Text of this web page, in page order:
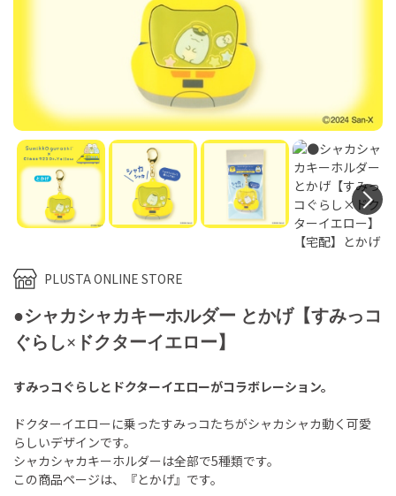
PLUSTA ONLINE STORE
●シャカシャカキーホルダー とかげ【すみっコ
ぐらし×ドクターイエロー】
すみっコぐらしとドクターイエローがコラボレーション。
ドクターイエローに乗ったすみっコたちがシャカシャカ動く可愛
らしいデザインです。
シャカシャカキーホルダーは全部で5種類です。
この商品ページは、『とかげ』です。